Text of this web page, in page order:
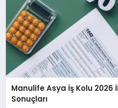
Manulife Asya İş Kolu 2026
Sonuçları